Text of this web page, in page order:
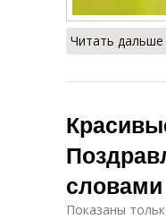
Читать
словами
Показаны